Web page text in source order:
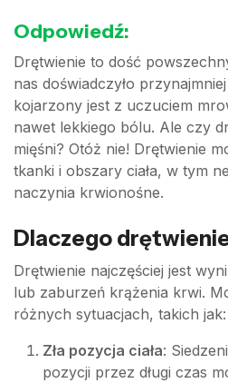
Odpowiedź:
Drętwienie to dość
nas doświadczyło
kojarzony jest z uczuciem
nawet lekkiego bólu. Ale czy
mięśni? Otóż nie! Drętwienie
tkanki i obszary ciała, w tym
naczynia krwionośne.
Dlaczego
Drętwienie najczęściej jest
lub zaburzeń krążenia krwi.
różnych sytuacjach, takich jak:
Zła pozycja ciała:
pozycji przez długi czas